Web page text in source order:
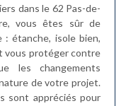
dans le 62 Pas-de-
vous êtes sûr de
: étanche, isole bien,
vous protéger contre
les changements
de votre projet.
sont appréciés pour